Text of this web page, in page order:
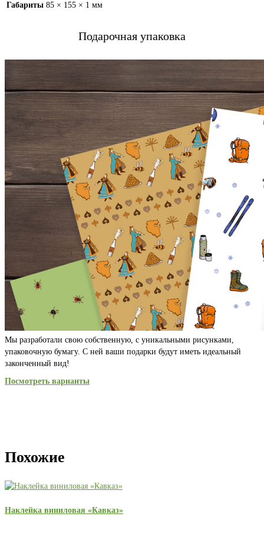
Габариты 85 × 155 × 1 мм
Подарочная упаковка
Мы разработали свою собственную, с уникальными рисунками,
упаковочную бумагу. С ней ваши подарки будут иметь идеальный
законченный вид!
Посмотреть варианты
Похожие
Наклейка виниловая «Кавказ»